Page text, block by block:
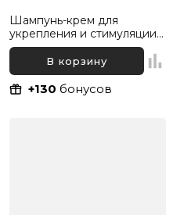
Шампунь-крем для
укрепления и стимуляции
роста волос против
жирности и перхоти
Folligen Plus Dr. For Hair,
100 мл
В корзину
+130 бонусов